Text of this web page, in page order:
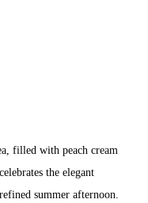
filled with peach cream
the elegant
summer afternoon.